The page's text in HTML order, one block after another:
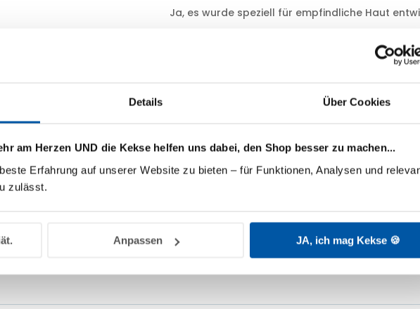
Details Über Cookies
am Herzen UND die Kekse helfen uns dabei, den Shop besser zu machen...
Erfahrung auf unserer Website zu bieten – für Funktionen, Analysen und
zulässt.
Anpassen JA, ich mag Kekse 🍪
Ja, es wurde speziell für empfindliche Haut
Ja, die leichte Textur zieht schnell ein und klebt
PAEDIPROTECT Sonnensprayist ideal für
Schutz mit einfacher Anwendung für den
Formulierung lässt sich leicht verteilen, zieht
Außerdem wird die Haut durch den
und trocknet nicht aus. So sind die Kids in
moderner, hautverträglicher UV-Filter mit LSF
geschützt. Auch bei mehrmaligem Auftrag
Film und ist somit super geeignet, um im Laufe
aufrechtzuerhalten.
Natürlich vegan, parfümfrei, ohne Octocrylen,